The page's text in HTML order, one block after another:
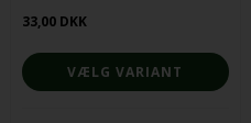
33,00 DKK
VÆLG VARIANT